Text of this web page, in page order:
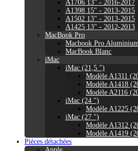
A1706 13" - 2016-2017
A1398 15" - 2013-2015
A1502 13" - 2013-2015
A1425 13" - 2012-2013
MacBook Pro
Macbook Pro
MacBook Blanc
iMac
iMac (21,5 ")
Modèle A1311
Modèle A1418
Modèle A2116
iMac (24 ")
Modèle A1225
iMac (27 ")
Modèle A1312
Modèle A1419
Pièces détachées